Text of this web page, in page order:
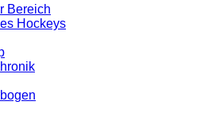
Bereich
Hockeys